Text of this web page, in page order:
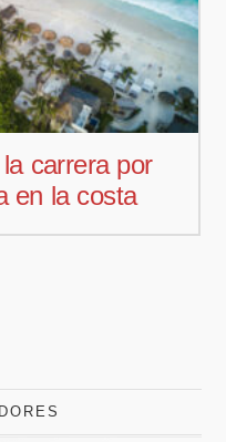
nuevo
Offcoustic